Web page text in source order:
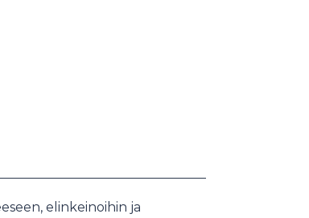
elinkeinoihin ja